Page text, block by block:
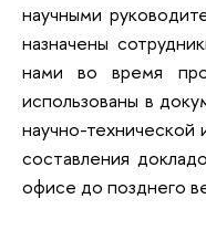
научными
назначены
нами во время
использованы в
научно-
составления
офисе до позднего